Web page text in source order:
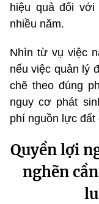
hiệu quả đối
nhiều năm.
Nhìn từ vụ việc
nếu việc quản lý
chẽ theo đúng
nguy cơ phát
phí nguồn lực đất
Quyền lợi
nghẽn